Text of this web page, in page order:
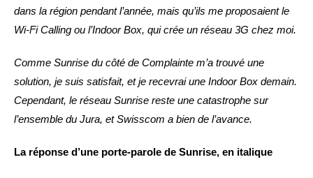
dans la région pendant l’année, mais qu’ils me proposaient le
Wi-Fi Calling ou l’Indoor Box, qui crée un réseau 3G chez moi.
Comme Sunrise du côté de Complainte m’a trouvé une
solution, je suis satisfait, et je recevrai une Indoor Box demain.
Cependant, le réseau Sunrise reste une catastrophe sur
l’ensemble du Jura, et Swisscom a bien de l’avance.
La réponse d’une porte-parole de Sunrise, en italique